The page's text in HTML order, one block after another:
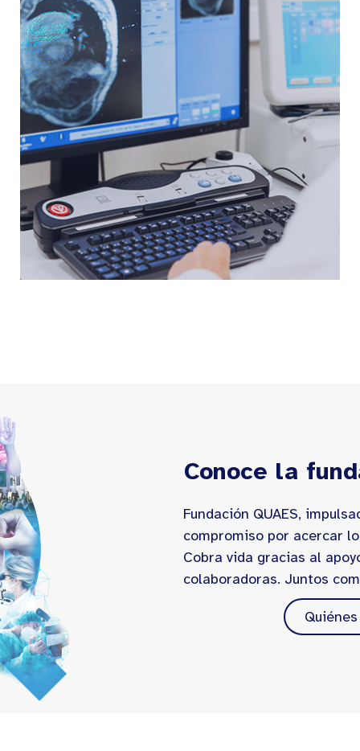
Fomentamos proyectos de investigación
donde el paciente y su calidad de vida y la
de su entorno social esté en el centro.
y
Conoce la
Fundación QUAES,
compromiso por acercar
Cobra vida gracias al
colaboradoras. Juntos